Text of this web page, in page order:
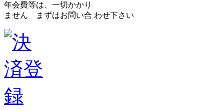
年会費等は、一切かかり
ません まずはお問い合 わせ下さい